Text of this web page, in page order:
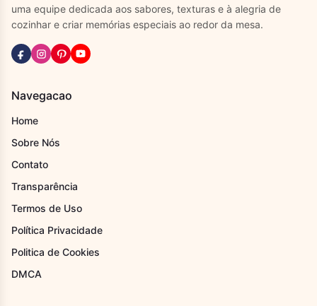
uma equipe dedicada aos sabores, texturas e à alegria de
cozinhar e criar memórias especiais ao redor da mesa.
Navegacao
Home
Sobre Nós
Contato
Transparência
Termos de Uso
Política Privacidade
Politica de Cookies
DMCA